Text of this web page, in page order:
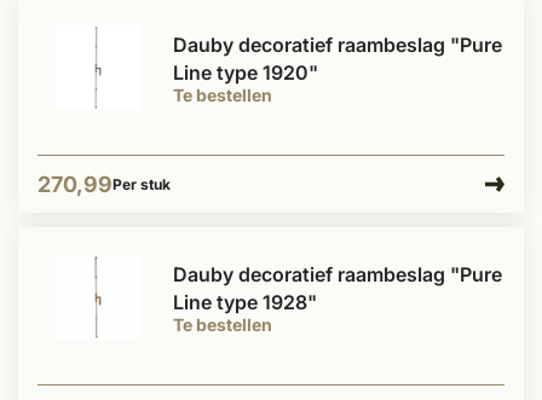
Te bestellen
Dauby decoratief raambeslag "Pure
Line type 1920"
270,99Per stuk
Te bestellen
Dauby decoratief raambeslag "Pure
Line type 1928"